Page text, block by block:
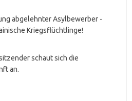
abgelehnter Asylbewerber -
Kriegsflüchtlinge!
schaut sich die
an.